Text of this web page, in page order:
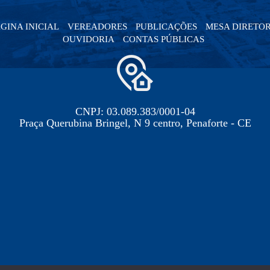
INICIAL VEREADORES PUBLICAÇÕES
MESA
OUVIDORIA
CONTAS PÚBLICAS
CNPJ: 03.089.383/0001-04
Praça Querubina Bringel, N 9 centro, Penaforte - CE